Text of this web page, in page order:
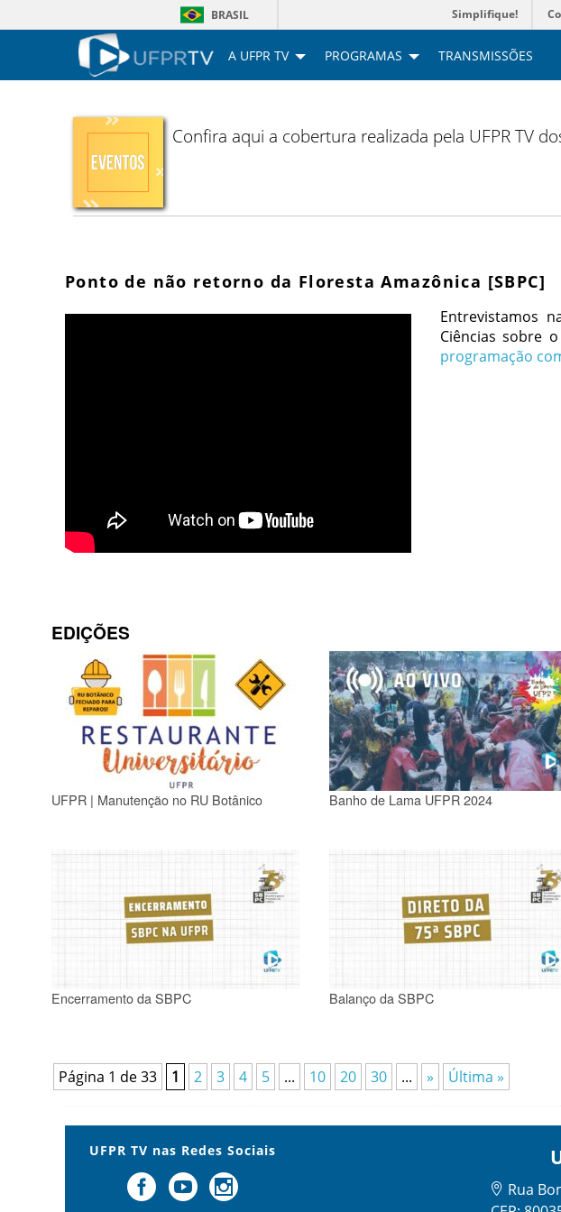
BRASIL Simplifique!
A UFPR TV PROGRAMAS TRANSMISSÕES
Confira aqui a cobertura realizada pela UFPR TV
Ponto de não retorno da Floresta Amazônica [SBPC]
Entrevistamos
Ciências sobre
programação
EDIÇÕES
UFPR | Manutenção no RU Botânico Banho de Lama UFPR 2024
Encerramento da SBPC Balanço da SBPC
Página 1 de 33 1 2 3 4 5 ... 10 20 30 ... » Última »
UFPR TV nas Redes Sociais
Rua